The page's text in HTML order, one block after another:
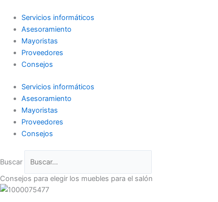
contenido
Servicios informáticos
Asesoramiento
Mayoristas
Proveedores
Consejos
Servicios informáticos
Asesoramiento
Mayoristas
Proveedores
Consejos
Buscar
Consejos para elegir los muebles para el salón